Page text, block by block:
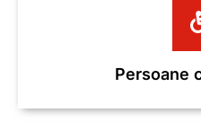
Persoane